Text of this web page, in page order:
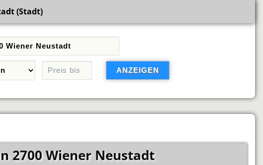
(Stadt)
2700 Wiener Neustadt